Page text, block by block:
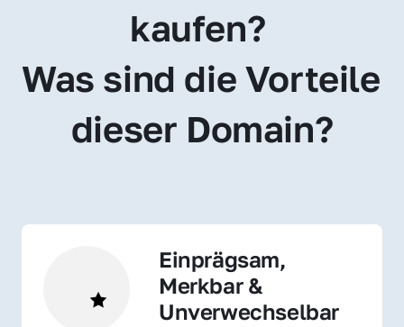
kaufen?
Was sind die Vorteile
dieser Domain?
Einprägsam,
Merkbar &
Unverwechselbar